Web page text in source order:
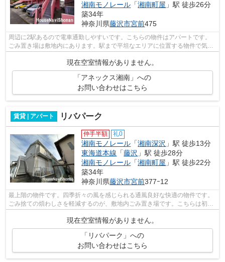
湘南モノレール 「湘南町屋 」駅 徒歩26分
築34年
神奈川県藤沢市宮前475
周辺に2駅あるので電車通勤しやすいです。こちらの物件はアパートです。
ごみ置き場は敷地内にあります。駅まで平坦なエリアに位置する物件で気軽
に散歩できるのもいいですね。さわやか...
現在空室情報がありません。
「アネックス湘南」への
お問い合わせはこちら
賃貸 | アパート リバパーク
仲手半額 礼0
湘南モノレール 「湘南深沢 」駅 徒歩13分
東海道本線 「藤沢 」駅 徒歩28分
湘南モノレール 「湘南町屋 」駅 徒歩22分
築34年
神奈川県藤沢市宮前377ｰ12
最上階の物件です。四季折々の風を感じられる通風良好な快適の物件です。
ごみ捨ての煩わしさを軽減するのが、敷地内ごみ置き場です。こちらは初期
現在空室情報がありません。
「リバパーク」への
お問い合わせはこちら